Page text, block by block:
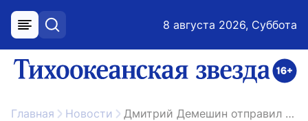
меню поиск 8 августа 2026, Суббота
ссылка на главную
Главная Новости Дмитрий Демешин отправил министра «пожить» в посёлок из-за проблемы с котельной